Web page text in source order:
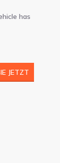
has
JETZT